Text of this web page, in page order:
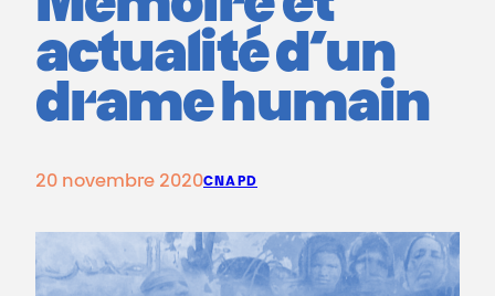
actualité d’un
drame humain
20 novembre 2020CNAPD